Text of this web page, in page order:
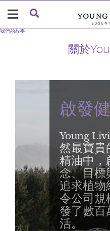
關於
我們的故事
啟發
Young
然最寶貴
精油中，
念、目標
追求植物
令公司規
發了數百
活。